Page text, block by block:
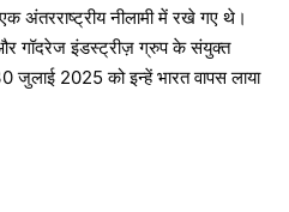
अंतरराष्ट्रीय नीलामी में रखे गए थे।
गॉदरेज इंडस्ट्रीज़ ग्रुप के संयुक्त
जुलाई 2025 को इन्हें भारत वापस लाया